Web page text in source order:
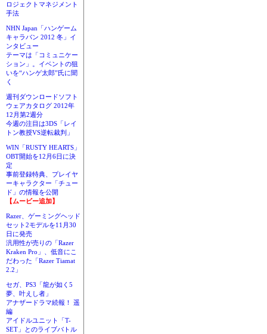
ロジェクトマネジメント
手法
NHN Japan「ハンゲーム
キャラバン 2012 冬」イ
ンタビュー
テーマは「コミュニケー
ション」。イベントの狙
いを“ハンゲ太郎”氏に聞
く
週刊ダウンロードソフト
ウェアカタログ 2012年
12月第2週分
今週の注目は3DS「レイ
トン教授VS逆転裁判」
WIN「RUSTY HEARTS」
OBT開始を12月6日に決
定
事前登録特典、プレイヤ
ーキャラクター「チュー
ド」の情報を公開
【ムービー追加】
Razer、ゲーミングヘッド
セット2モデルを11月30
日に発売
汎用性が売りの「Razer
Kraken Pro」、低音にこ
だわった「Razer Tiamat
2.2」
セガ、PS3「龍が如く5
夢、叶えし者」
アナザードラマ続報！ 遥
編
アイドルユニット「T-
SET」とのライブバトル